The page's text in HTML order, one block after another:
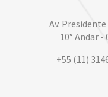
Av.
10° Andar -
+55 (11)